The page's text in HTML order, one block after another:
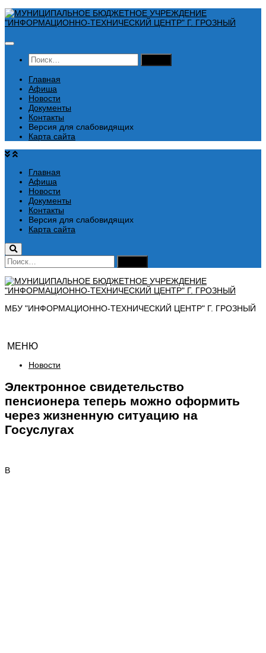
Перейти
к
Найти:
Главная
Афиша
Новости
Документы
Контакты
Версия для слабовидящих
Карта сайта
Главная
Афиша
Новости
Документы
Контакты
Версия для слабовидящих
Карта сайта
Найти:
МБУ "ИНФОРМАЦИОННО-ТЕХНИЧЕСКИЙ ЦЕНТР" Г. ГРОЗНЫЙ
МЕНЮ
Новости
Электронное свидетельство
пенсионера теперь можно оформить
через жизненную ситуацию на
Госуслугах
В